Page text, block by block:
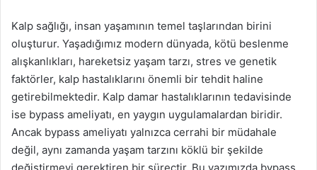
Kalp sağlığı, insan yaşamının temel taşlarından birini
oluşturur. Yaşadığımız modern dünyada, kötü beslenme
alışkanlıkları, hareketsiz yaşam tarzı, stres ve genetik
faktörler, kalp hastalıklarını önemli bir tehdit haline
getirebilmektedir. Kalp damar hastalıklarının tedavisinde
ise bypass ameliyatı, en yaygın uygulamalardan biridir.
Ancak bypass ameliyatı yalnızca cerrahi bir müdahale
değil, aynı zamanda yaşam tarzını köklü bir şekilde